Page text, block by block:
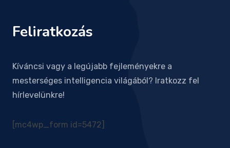
Feliratkozás
Kíváncsi vagy a legújabb fejleményekre a
mesterséges intelligencia világából? Iratkozz fel
hírlevelünkre!
[mc4wp_form id=5472]